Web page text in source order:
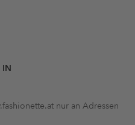
IN
nur an Adressen